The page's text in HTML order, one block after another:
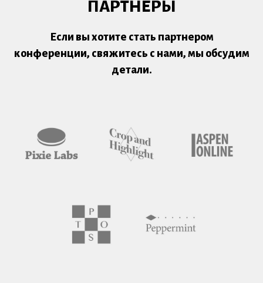
ПАРТНЕРЫ
Если вы хотите стать партнером
конференции, свяжитесь с нами, мы обсудим
детали.